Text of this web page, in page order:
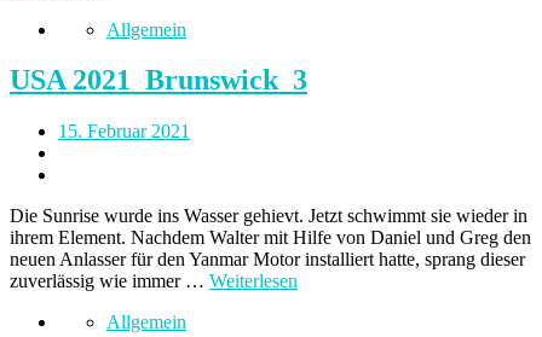
Allgemein
USA 2021_Brunswick_3
15. Februar 2021
Die Sunrise wurde ins Wasser gehievt. Jetzt schwimmt sie wieder in
ihrem Element. Nachdem Walter mit Hilfe von Daniel und Greg den
neuen Anlasser für den Yanmar Motor installiert hatte, sprang dieser
zuverlässig wie immer … Weiterlesen
Allgemein